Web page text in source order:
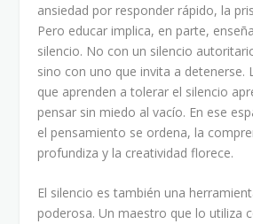
ansiedad por responder rápido, la
Pero educar implica, en parte,
silencio. No con un silencio
sino con uno que invita a detenerse.
que aprenden a tolerar el silencio
pensar sin miedo al vacío. En ese
el pensamiento se ordena, la
profundiza y la creatividad florece.
El silencio es también una
poderosa. Un maestro que lo utiliza